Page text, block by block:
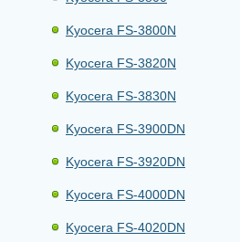
Kyocera FS-3800N
Kyocera FS-3820N
Kyocera FS-3830N
Kyocera FS-3900DN
Kyocera FS-3920DN
Kyocera FS-4000DN
Kyocera FS-4020DN